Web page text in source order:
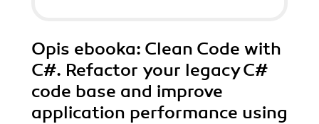
Opis ebooka: Clean Code with
C#. Refactor your legacy C#
code base and improve
application performance using